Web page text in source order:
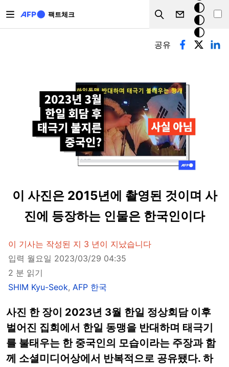
팩트체크
Search
크
모
드
기본탭
공유
이 사진은 2015년에 촬영된 것이며 사
진에 등장하는 인물은 한국인이다
이 기사는 작성된 지 3 년이 지났습니다
입력 월요일 2023/03/29 04:35
2 분 읽기
SHIM Kyu-Seok, AFP 한국
사진 한 장이 2023년 3월 한일 정상회담 이후
벌어진 집회에서 한일 동맹을 반대하며 태극기
를 불태우는 한 중국인의 모습이라는 주장과 함
께 소셜미디어상에서 반복적으로 공유됐다. 하